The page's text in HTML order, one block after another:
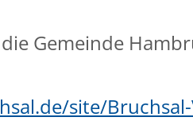
Gemeinde
site/Bruchsal-